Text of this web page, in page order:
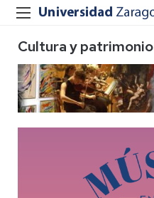
Cultura y patrimonio